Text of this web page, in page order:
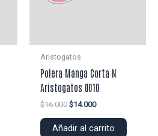
Aristogatos
Polera Manga Corta N
Aristogatos 0010
$16.000 El
original
$14.000El
actual
Añadir al carrito